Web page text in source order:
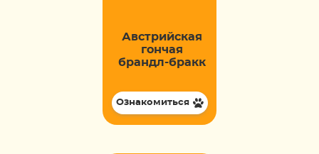
Австрийская
гончая
брандл-бракк
Ознакомиться